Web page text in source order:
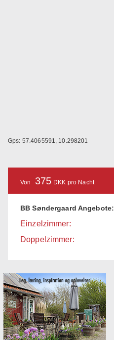
Gps: 57.4065591, 10.298201
Von 375 DKK pro Nacht
BB Søndergaard Angebote:
Einzelzimmer:
Doppelzimmer: